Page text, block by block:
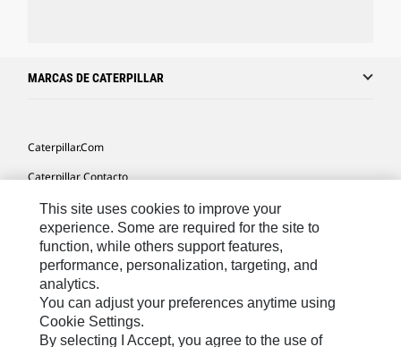
MARCAS DE CATERPILLAR
Caterpillar.com
Caterpillar Contacto
Mis Preferencias De Marketing
Site Map
Cookie Settings
Legal
Privacy
This site uses cookies to improve your
experience. Some are required for the site to
function, while others support features,
performance, personalization, targeting, and
analytics.
You can adjust your preferences anytime using
Cookie Settings.
By selecting I Accept, you agree to the use of